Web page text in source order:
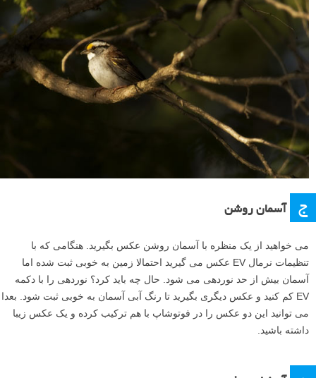
ج آسمان روشن
می خواهید از یک منظره با آسمان روشن عکس بگیرید. هنگامی که با
تنظیمات نرمال EV عکس می گیرید احتمالا زمین به خوبی ثبت شده اما
آسمان بیش از حد نوردهی می شود. حال چه باید کرد؟ نوردهی را با دکمه
EV کم کنید و عکس دیگری بگیرید تا رنگ آبی آسمان به خوبی ثبت شود. بعدا
می توانید این دو عکس را در فوتوشاپ با هم ترکیب کرده و یک عکس زیبا
داشته باشید.